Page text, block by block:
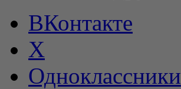
ВКонтакте
X
Одноклассники